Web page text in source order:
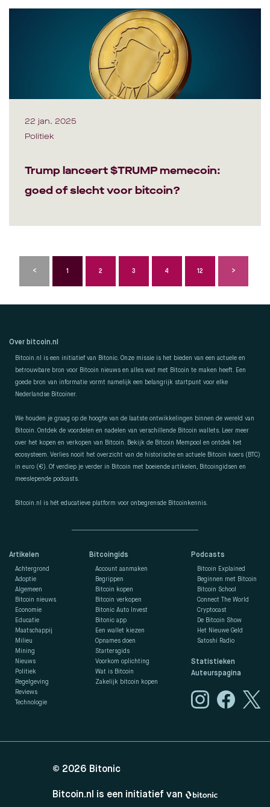
22 jan. 2025
Politiek
Trump lanceert $TRUMP memecoin:
goed of slecht voor bitcoin?
1 2 3 4 12
Artikelen
Achtergrond
Adoptie
Algemeen
Bitcoin nieuws
Economie
Educatie
Maatschappij
Milieu
Mining
Nieuws
Politiek
Regelgeving
Reviews
Technologie
Bitcoingids
Account aanmaken
Begrippen
Bitcoin kopen
Bitcoin verkopen
Bitonic Auto Invest
Bitonic app
Een wallet kiezen
Opnames doen
Startersgids
Voorkom oplichting
Wat is Bitcoin
Zakelijk bitcoin kopen
Podcasts
Bitcoin Explained
Beginnen met Bitcoin
Bitcoin School
Connect The World
Cryptocast
De Bitcoin Show
Het Nieuwe Geld
Satoshi Radio
Statistieken
Auteurspagina
Over bitcoin.nl
Bitcoin.nl is een initiatief van Bitonic. Onze missie is het bieden van een actuele en
betrouwbare bron voor Bitcoin nieuws en alles wat met Bitcoin te maken heeft. Een
goede bron van informatie vormt namelijk een belangrijk startpunt voor elke
Nederlandse Bitcoiner.
We houden je graag op de hoogte van de laatste ontwikkelingen binnen de wereld van
Bitcoin. Ontdek de voordelen en nadelen van verschillende Bitcoin wallets. Leer meer
over het kopen en verkopen van Bitcoin. Bekijk de Bitcoin Mempool en ontdek het
ecosysteem. Verlies nooit het overzicht van de historische en actuele Bitcoin koers (BTC)
in euro (€). Of verdiep je verder in Bitcoin met boeiende artikelen, Bitcoingidsen en
meeslepende podcasts.
Bitcoin.nl is hét educatieve platform voor onbegrensde Bitcoinkennis.
© 2026 Bitonic
Bitcoin.nl is een initiatief van